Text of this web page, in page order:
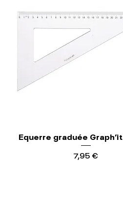
Equerre graduée
Precio
7,95 €